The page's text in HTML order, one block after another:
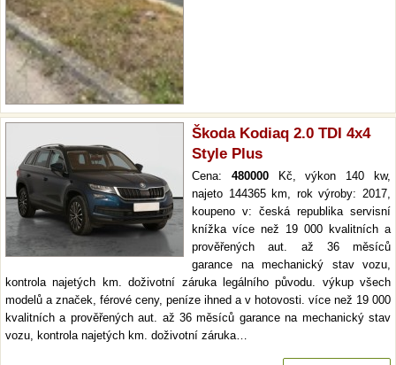
Škoda Kodiaq 2.0 TDI 4x4
Style Plus
Cena: 480000Kč, výkon 140 kw,
najeto 144365 km, rok výroby: 2017,
koupeno v: česká republika servisní
knížka více než 19 000 kvalitních a
prověřených aut. až 36 měsíců
garance na mechanický stav vozu,
kontrola najetých km. doživotní záruka legálního původu. výkup všech
modelů a značek, férové ceny, peníze ihned a v hotovosti. více než 19 000
kvalitních a prověřených aut. až 36 měsíců garance na mechanický stav
vozu, kontrola najetých km. doživotní záruka…